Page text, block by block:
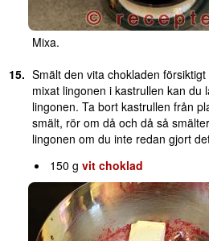
Mixa.
Smält den vita chokladen
mixat lingonen i kastrullen kan du
lingonen. Ta bort kastrullen från
smält, rör om då och då så
lingonen om du inte redan gjort
150 gvit choklad